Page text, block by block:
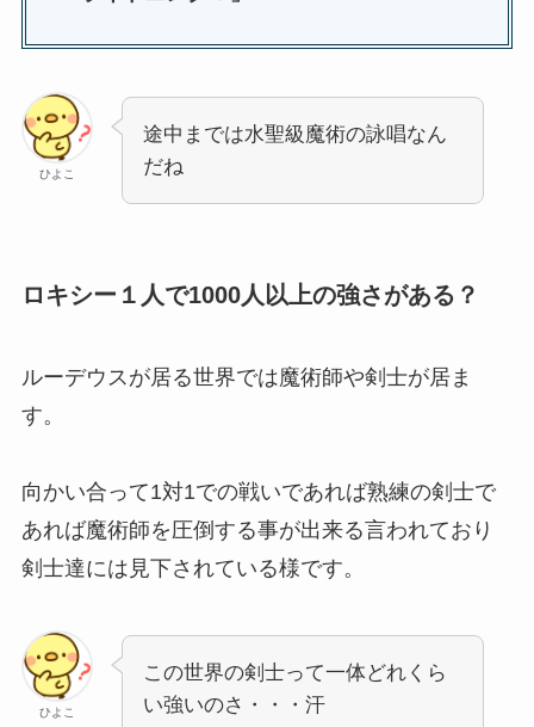
ひよこ
途中までは水聖級魔術の詠唱なん
だね
ロキシー１人で1000人以上の強さがある？
ルーデウスが居る世界では魔術師や剣士が居ま
す。
向かい合って1対1での戦いであれば熟練の剣士で
あれば魔術師を圧倒する事が出来る言われており
剣士達には見下されている様です。
ひよこ
この世界の剣士って一体どれくら
い強いのさ・・・汗